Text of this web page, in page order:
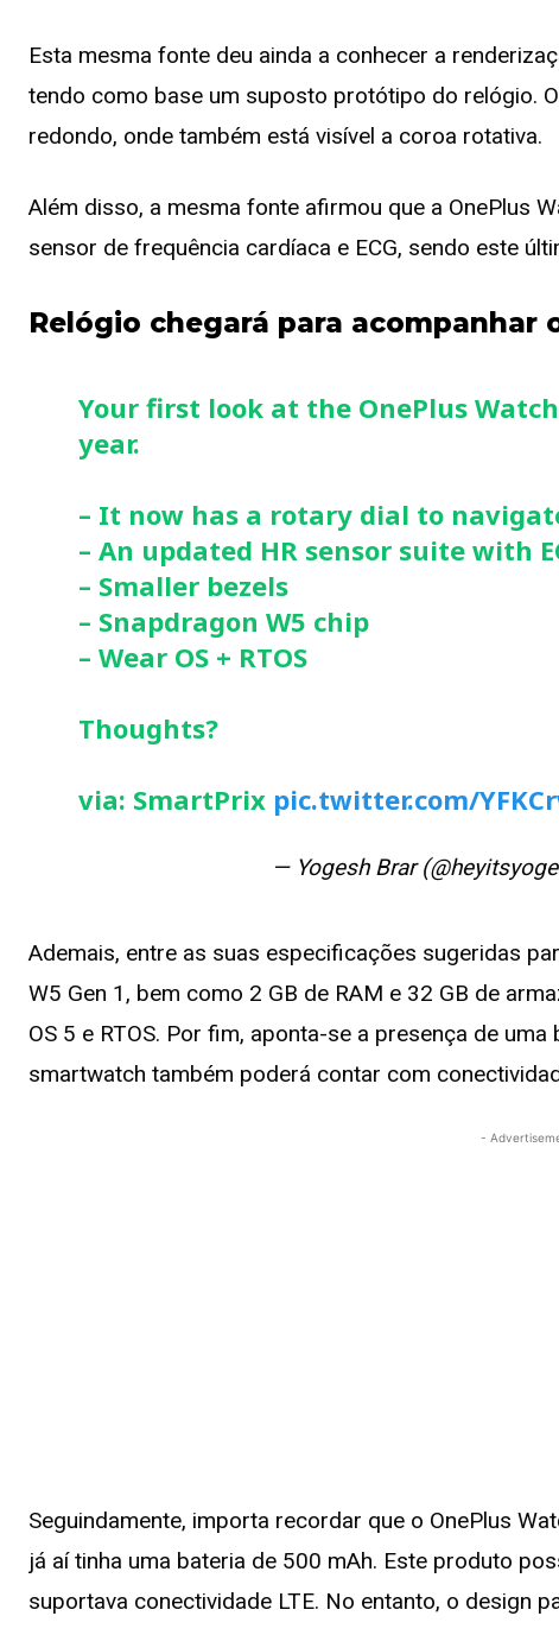
Esta mesma fonte deu ainda a conhecer a
tendo como base um suposto protótipo do relógio.
redondo, onde também está visível a coroa rotativa.
Além disso, a mesma fonte afirmou que a OnePlus
sensor de frequência cardíaca e ECG, sendo este
Relógio chegará para acompanhar
Your first look at the OnePlus
year.
– It now has a rotary dial to
– An updated HR sensor suite with
– Smaller bezels
– Snapdragon W5 chip
– Wear OS + RTOS
Thoughts?
via: SmartPrix pic.twitter.com/
— Yogesh Brar
Ademais, entre as suas especificações sugeridas
W5 Gen 1, bem como 2 GB de RAM e 32 GB de
OS 5 e RTOS. Por fim, aponta-se a presença de
smartwatch também poderá contar com
-
Seguindamente, importa recordar que o OnePlus
já aí tinha uma bateria de 500 mAh. Este produto
suportava conectividade LTE. No entanto, o design